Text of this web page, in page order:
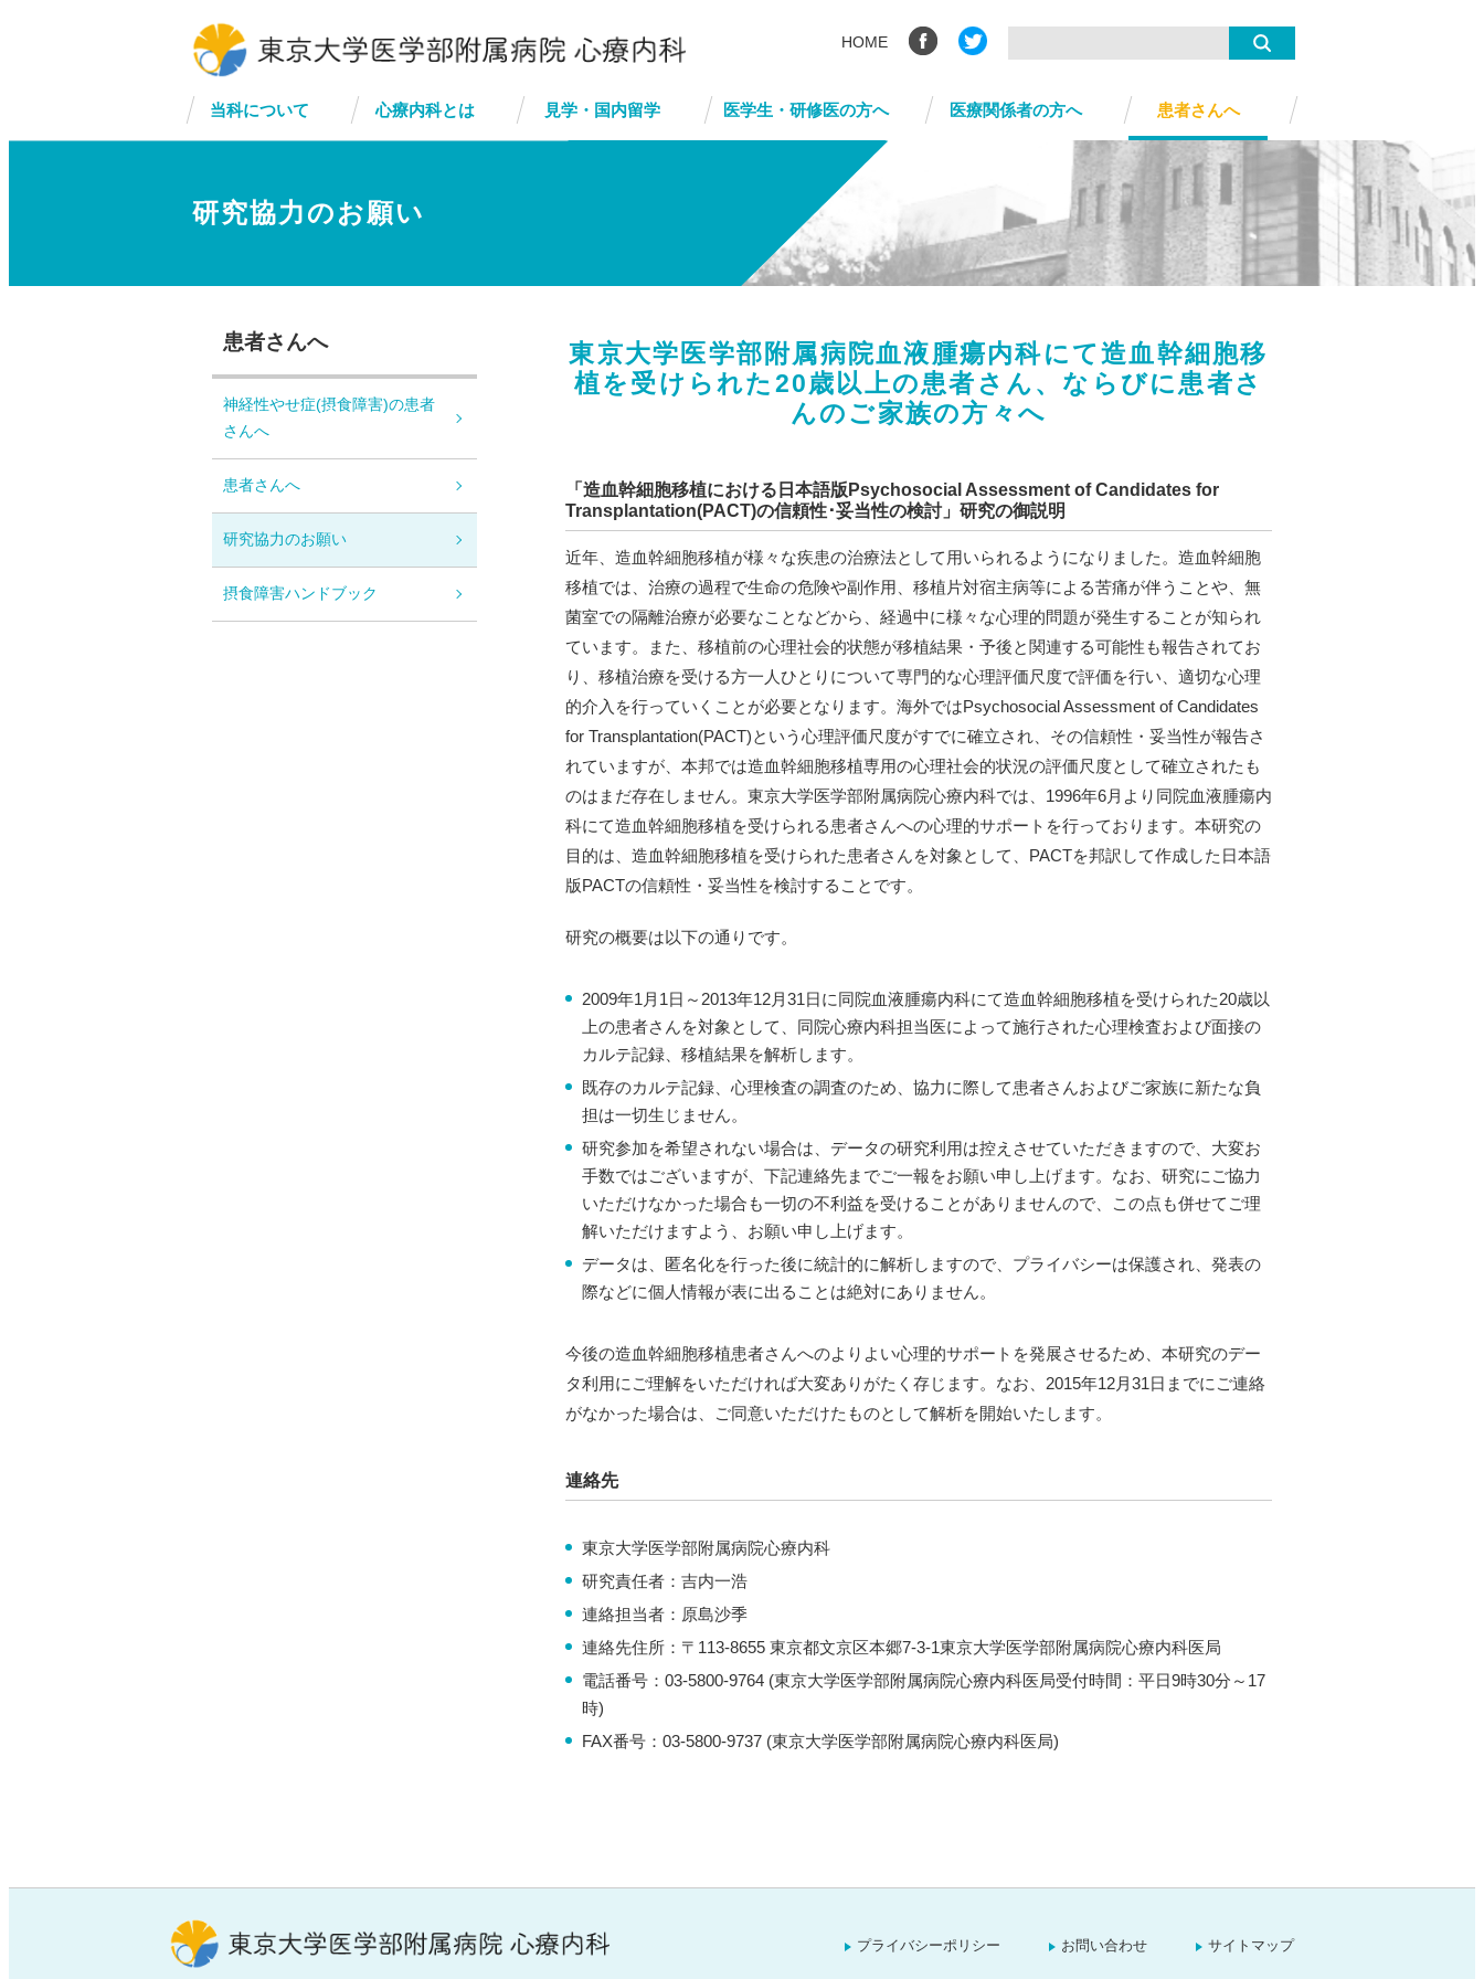
HOME
当科について 心療内科とは 見学・国内留学 医学生・研修医の方へ 医療関係者の方へ 患者さんへ
研究協力のお願い
東京大学医学部附属病院血液腫瘍内科にて造血幹細胞移
植を受けられた20歳以上の患者さん、ならびに患者さ
んのご家族の方々へ
「造血幹細胞移植における日本語版Psychosocial Assessment of Candidates for
Transplantation(PACT)の信頼性･妥当性の検討」研究の御説明
近年、造血幹細胞移植が様々な疾患の治療法として用いられるようになりました。造血幹細胞
移植では、治療の過程で生命の危険や副作用、移植片対宿主病等による苦痛が伴うことや、無
菌室での隔離治療が必要なことなどから、経過中に様々な心理的問題が発生することが知られ
ています。また、移植前の心理社会的状態が移植結果・予後と関連する可能性も報告されてお
り、移植治療を受ける方一人ひとりについて専門的な心理評価尺度で評価を行い、適切な心理
的介入を行っていくことが必要となります。海外ではPsychosocial Assessment of Candidates
for Transplantation(PACT)という心理評価尺度がすでに確立され、その信頼性・妥当性が報告さ
れていますが、本邦では造血幹細胞移植専用の心理社会的状況の評価尺度として確立されたも
のはまだ存在しません。東京大学医学部附属病院心療内科では、1996年6月より同院血液腫瘍内
科にて造血幹細胞移植を受けられる患者さんへの心理的サポートを行っております。本研究の
目的は、造血幹細胞移植を受けられた患者さんを対象として、PACTを邦訳して作成した日本語
版PACTの信頼性・妥当性を検討することです。
研究の概要は以下の通りです。
2009年1月1日～2013年12月31日に同院血液腫瘍内科にて造血幹細胞移植を受けられた20歳以
上の患者さんを対象として、同院心療内科担当医によって施行された心理検査および面接の
カルテ記録、移植結果を解析します。
既存のカルテ記録、心理検査の調査のため、協力に際して患者さんおよびご家族に新たな負
担は一切生じません。
研究参加を希望されない場合は、データの研究利用は控えさせていただきますので、大変お
手数ではございますが、下記連絡先までご一報をお願い申し上げます。なお、研究にご協力
いただけなかった場合も一切の不利益を受けることがありませんので、この点も併せてご理
解いただけますよう、お願い申し上げます。
データは、匿名化を行った後に統計的に解析しますので、プライバシーは保護され、発表の
際などに個人情報が表に出ることは絶対にありません。
今後の造血幹細胞移植患者さんへのよりよい心理的サポートを発展させるため、本研究のデー
タ利用にご理解をいただければ大変ありがたく存じます。なお、2015年12月31日までにご連絡
がなかった場合は、ご同意いただけたものとして解析を開始いたします。
連絡先
東京大学医学部附属病院心療内科
研究責任者：吉内一浩
連絡担当者：原島沙季
連絡先住所：〒113-8655 東京都文京区本郷7-3-1東京大学医学部附属病院心療内科医局
電話番号：03-5800-9764 (東京大学医学部附属病院心療内科医局受付時間：平日9時30分～17
時)
FAX番号：03-5800-9737 (東京大学医学部附属病院心療内科医局)
患者さんへ
神経性やせ症(摂食障害)の患者
さんへ
患者さんへ
研究協力のお願い
摂食障害ハンドブック
プライバシーポリシー お問い合わせ サイトマップ